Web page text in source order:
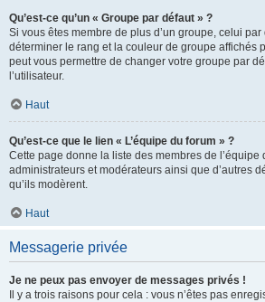
Qu’est-ce qu’un « Groupe par défaut » ?
Si vous êtes membre de plus d’un groupe, celui
déterminer le rang et la couleur de groupe affichés
peut vous permettre de changer votre groupe par
l’utilisateur.
Haut
Qu’est-ce que le lien « L’équipe du forum » ?
Cette page donne la liste des membres de l’équipe
administrateurs et modérateurs ainsi que d’autres
qu’ils modèrent.
Haut
Messagerie privée
Je ne peux pas envoyer de messages privés !
Il y a trois raisons pour cela : vous n’êtes pas